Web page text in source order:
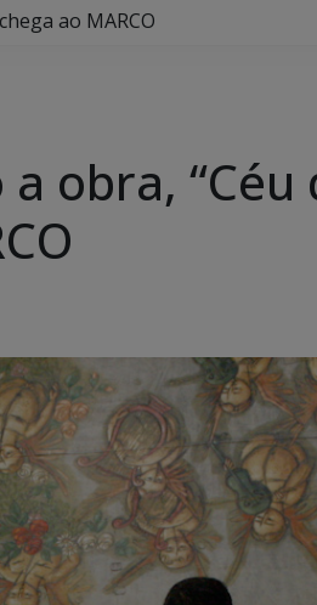
ao MARCO
obra, “Céu